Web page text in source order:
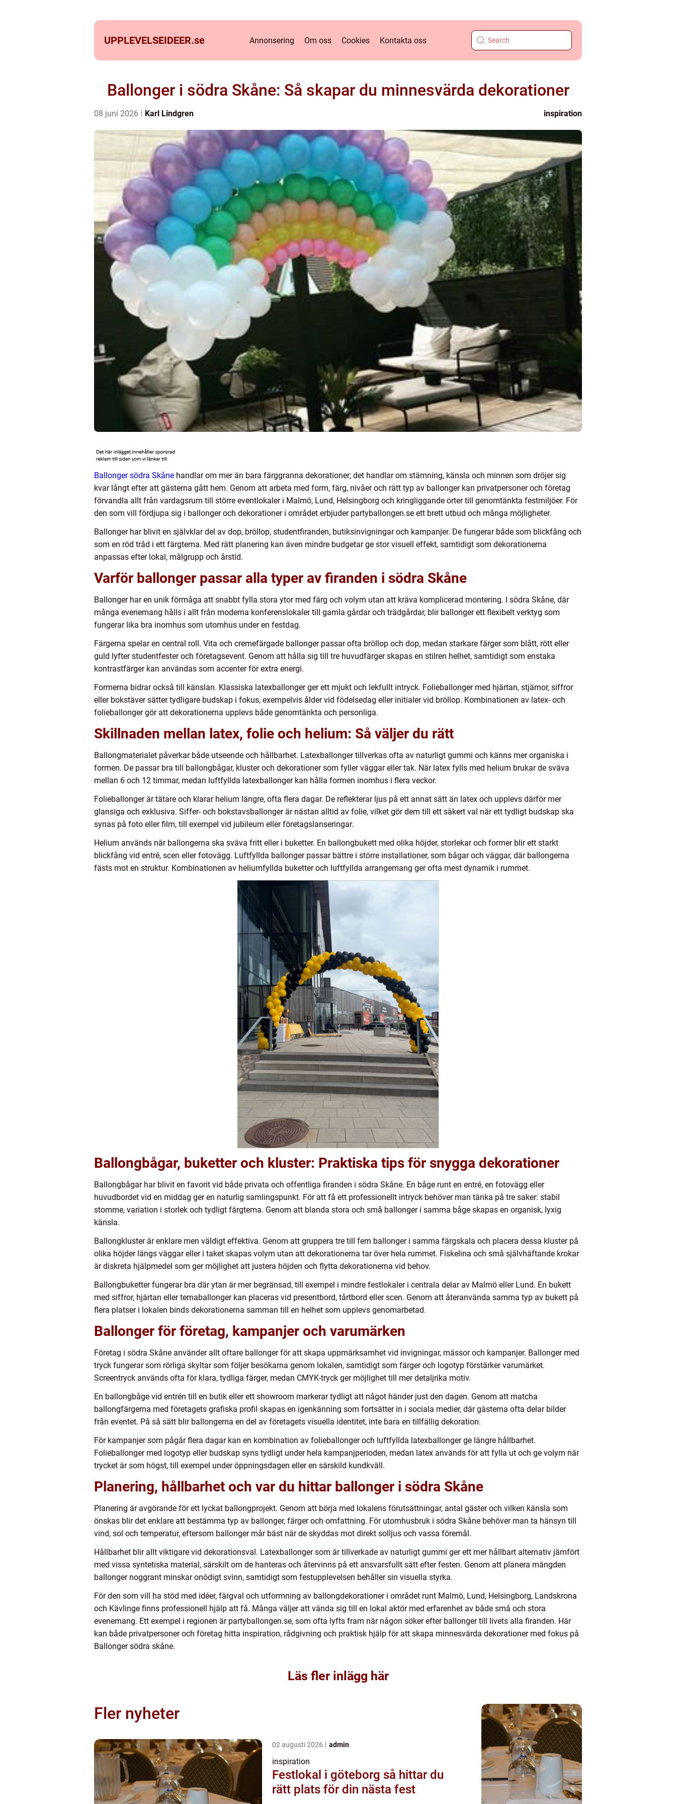
UPPLEVELSEIDEER.se Annonsering Om oss Cookies Kontakta oss
Ballonger i södra Skåne: Så skapar du minnesvärda dekorationer
08 juni 2026 Karl Lindgren inspiration
Ballonger södra Skåne handlar om mer än bara färggranna dekorationer; det handlar om stämning, känsla och minnen som dröjer sig
kvar långt efter att gästerna gått hem. Genom att arbeta med form, färg, nivåer och rätt typ av ballonger kan privatpersoner och företag
förvandla allt från vardagsrum till större eventlokaler i Malmö, Lund, Helsingborg och kringliggande orter till genomtänkta festmiljöer. För
den som vill fördjupa sig i ballonger och dekorationer i området erbjuder partyballongen.se ett brett utbud och många möjligheter.
Ballonger har blivit en självklar del av dop, bröllop, studentfiranden, butiksinvigningar och kampanjer. De fungerar både som blickfång och
som en röd tråd i ett färgtema. Med rätt planering kan även mindre budgetar ge stor visuell effekt, samtidigt som dekorationerna
anpassas efter lokal, målgrupp och årstid.
Varför ballonger passar alla typer av firanden i södra Skåne
Ballonger har en unik förmåga att snabbt fylla stora ytor med färg och volym utan att kräva komplicerad montering. I södra Skåne, där
många evenemang hålls i allt från moderna konferenslokaler till gamla gårdar och trädgårdar, blir ballonger ett flexibelt verktyg som
fungerar lika bra inomhus som utomhus under en festdag.
Färgerna spelar en central roll. Vita och cremefärgade ballonger passar ofta bröllop och dop, medan starkare färger som blått, rött eller
guld lyfter studentfester och företagsevent. Genom att hålla sig till tre huvudfärger skapas en stilren helhet, samtidigt som enstaka
kontrastfärger kan användas som accenter för extra energi.
Formerna bidrar också till känslan. Klassiska latexballonger ger ett mjukt och lekfullt intryck. Folieballonger med hjärtan, stjärnor, siffror
eller bokstäver sätter tydligare budskap i fokus, exempelvis ålder vid födelsedag eller initialer vid bröllop. Kombinationen av latex- och
folieballonger gör att dekorationerna upplevs både genomtänkta och personliga.
Skillnaden mellan latex, folie och helium: Så väljer du rätt
Ballongmaterialet påverkar både utseende och hållbarhet. Latexballonger tillverkas ofta av naturligt gummi och känns mer organiska i
formen. De passar bra till ballongbågar, kluster och dekorationer som fyller väggar eller tak. När latex fylls med helium brukar de sväva
mellan 6 och 12 timmar, medan luftfyllda latexballonger kan hålla formen inomhus i flera veckor.
Folieballonger är tätare och klarar helium längre, ofta flera dagar. De reflekterar ljus på ett annat sätt än latex och upplevs därför mer
glansiga och exklusiva. Siffer- och bokstavsballonger är nästan alltid av folie, vilket gör dem till ett säkert val när ett tydligt budskap ska
synas på foto eller film, till exempel vid jubileum eller företagslanseringar.
Helium används när ballongerna ska sväva fritt eller i buketter. En ballongbukett med olika höjder, storlekar och former blir ett starkt
blickfång vid entré, scen eller fotovägg. Luftfyllda ballonger passar bättre i större installationer, som bågar och väggar, där ballongerna
fästs mot en struktur. Kombinationen av heliumfyllda buketter och luftfyllda arrangemang ger ofta mest dynamik i rummet.
Ballongbågar, buketter och kluster: Praktiska tips för snygga dekorationer
Ballongbågar har blivit en favorit vid både privata och offentliga firanden i södra Skåne. En båge runt en entré, en fotovägg eller
huvudbordet vid en middag ger en naturlig samlingspunkt. För att få ett professionellt intryck behöver man tänka på tre saker: stabil
stomme, variation i storlek och tydligt färgtema. Genom att blanda stora och små ballonger i samma båge skapas en organisk, lyxig
känsla.
Ballongkluster är enklare men väldigt effektiva. Genom att gruppera tre till fem ballonger i samma färgskala och placera dessa kluster på
olika höjder längs väggar eller i taket skapas volym utan att dekorationerna tar över hela rummet. Fiskelina och små självhäftande krokar
är diskreta hjälpmedel som ger möjlighet att justera höjden och flytta dekorationerna vid behov.
Ballongbuketter fungerar bra där ytan är mer begränsad, till exempel i mindre festlokaler i centrala delar av Malmö eller Lund. En bukett
med siffror, hjärtan eller temaballonger kan placeras vid presentbord, tårtbord eller scen. Genom att återanvända samma typ av bukett på
flera platser i lokalen binds dekorationerna samman till en helhet som upplevs genomarbetad.
Ballonger för företag, kampanjer och varumärken
Företag i södra Skåne använder allt oftare ballonger för att skapa uppmärksamhet vid invigningar, mässor och kampanjer. Ballonger med
tryck fungerar som rörliga skyltar som följer besökarna genom lokalen, samtidigt som färger och logotyp förstärker varumärket.
Screentryck används ofta för klara, tydliga färger, medan CMYK-tryck ger möjlighet till mer detaljrika motiv.
En ballongbåge vid entrén till en butik eller ett showroom markerar tydligt att något händer just den dagen. Genom att matcha
ballongfärgerna med företagets grafiska profil skapas en igenkänning som fortsätter in i sociala medier, där gästerna ofta delar bilder
från eventet. På så sätt blir ballongerna en del av företagets visuella identitet, inte bara en tillfällig dekoration.
För kampanjer som pågår flera dagar kan en kombination av folieballonger och luftfyllda latexballonger ge längre hållbarhet.
Folieballonger med logotyp eller budskap syns tydligt under hela kampanjperioden, medan latex används för att fylla ut och ge volym när
trycket är som högst, till exempel under öppningsdagen eller en särskild kundkväll.
Planering, hållbarhet och var du hittar ballonger i södra Skåne
Planering är avgörande för ett lyckat ballongprojekt. Genom att börja med lokalens förutsättningar, antal gäster och vilken känsla som
önskas blir det enklare att bestämma typ av ballonger, färger och omfattning. För utomhusbruk i södra Skåne behöver man ta hänsyn till
vind, sol och temperatur, eftersom ballonger mår bäst när de skyddas mot direkt solljus och vassa föremål.
Hållbarhet blir allt viktigare vid dekorationsval. Latexballonger som är tillverkade av naturligt gummi ger ett mer hållbart alternativ jämfört
med vissa syntetiska material, särskilt om de hanteras och återvinns på ett ansvarsfullt sätt efter festen. Genom att planera mängden
ballonger noggrant minskar onödigt svinn, samtidigt som festupplevelsen behåller sin visuella styrka.
För den som vill ha stöd med idéer, färgval och utformning av ballongdekorationer i området runt Malmö, Lund, Helsingborg, Landskrona
och Kävlinge finns professionell hjälp att få. Många väljer att vända sig till en lokal aktör med erfarenhet av både små och stora
evenemang. Ett exempel i regionen är partyballongen.se, som ofta lyfts fram när någon söker efter ballonger till livets alla firanden. Här
kan både privatpersoner och företag hitta inspiration, rådgivning och praktisk hjälp för att skapa minnesvärda dekorationer med fokus på
Ballonger södra skåne.
Läs fler inlägg här
Fler nyheter
02 augusti 2026 admin
inspiration
Festlokal i göteborg så hittar du
rätt plats för din nästa fest